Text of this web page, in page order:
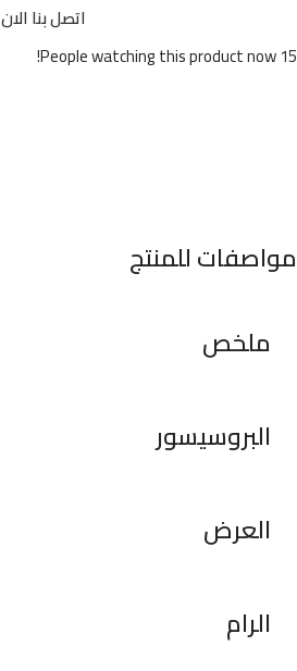
اتصل بنا الان
15
People watching this product now!
مواصفات للمنتج
ملخص
البروسيسور
العرض
الرام